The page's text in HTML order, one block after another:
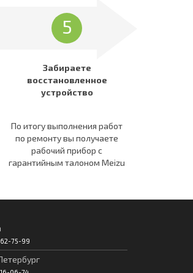
5
Забираете
восстановленное
устройство
По итогу выполнения работ
по ремонту вы получаете
рабочий прибор c
гарантийным талоном Meizu
75-99